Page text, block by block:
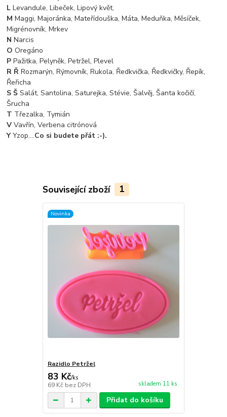
LLevandule, Libeček, Lipový květ,
MMaggi, Majoránka, Mateřídouška, Máta, Meduňka, Měsíček,
Migrénovník, Mrkev
NNarcis
OOregáno
PPažitka, Pelyněk, Petržel, Plevel
R ŘRozmarýn, Rýmovník, Rukola, Ředkvička, Ředkvičky, Řepík,
Řeřicha
S ŠSalát, Santolina, Saturejka, Stévie, Šalvěj, Šanta kočičí,
Šrucha
T Třezalka, Tymián
V Vavřín, Verbena citrónová
YYzop....Co si budete přát :-).
Související zboží 1
Novinka
Razidlo Petržel
83 Kč/ks
69 Kč bez DPH skladem 11 ks
Přidat do košíku